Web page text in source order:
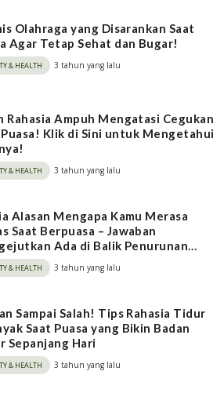
Olahraga yang Disarankan Saat
Agar Tetap Sehat dan Bugar!
& HEALTH 3 tahun yang lalu
Rahasia Ampuh Mengatasi Cegukan
Puasa! Klik di Sini untuk Mengetahui
& HEALTH 3 tahun yang lalu
Alasan Mengapa Kamu Merasa
Saat Berpuasa – Jawaban
Ada di Balik Penurunan
Darah!
& HEALTH 3 tahun yang lalu
Sampai Salah! Tips Rahasia Tidur
Saat Puasa yang Bikin Badan
Sepanjang Hari
& HEALTH 3 tahun yang lalu